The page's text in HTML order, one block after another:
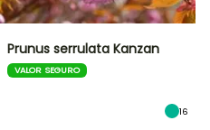
Prunus serrulata Kanzan
VALOR SEGURO
16